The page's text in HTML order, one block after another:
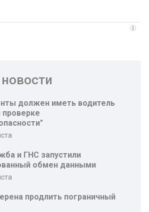
должен иметь водитель
проверке
и ГНС запустили
обмен данными
продлить пограничный